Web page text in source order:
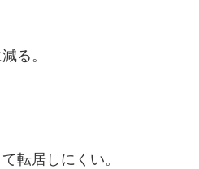
る。
居しにくい。